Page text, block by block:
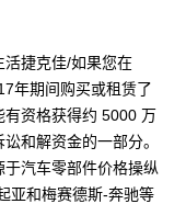
活捷克佳/如果您在
年期间购买或租赁了
有资格获得约 5000 万
和解资金的一部分。
于汽车零部件价格操纵
亚和梅赛德斯-奔驰等